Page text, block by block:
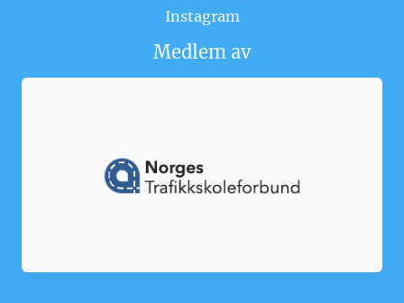
Instagram
Medlem av